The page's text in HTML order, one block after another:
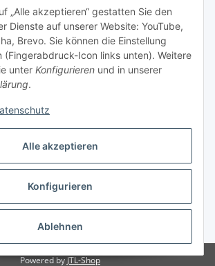
Alle akzeptieren
Konfigurieren
Ablehnen
„Alle akzeptieren“ gestatten Sie den
Dienste auf unserer Website: YouTube,
Brevo. Sie können die Einstellung
(Fingerabdruck-Icon links unten). Weitere
unter Konfigurieren und in unserer
.
Vertrag widerrufen
USt., zzgl.Versand
Powered byJTL-Shop